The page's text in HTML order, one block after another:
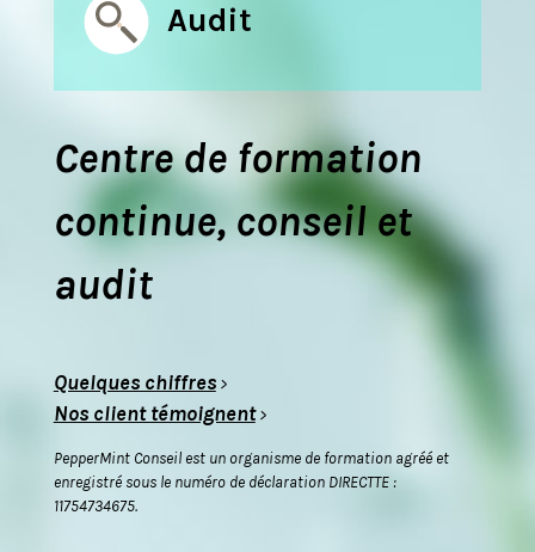
Audit
Centre de formation
continue, conseil et
audit
Quelques chiffres>
Nos client témoignent>
PepperMint Conseil est un organisme de formation agréé et
enregistré sous le numéro de déclaration DIRECTTE :
11754734675.